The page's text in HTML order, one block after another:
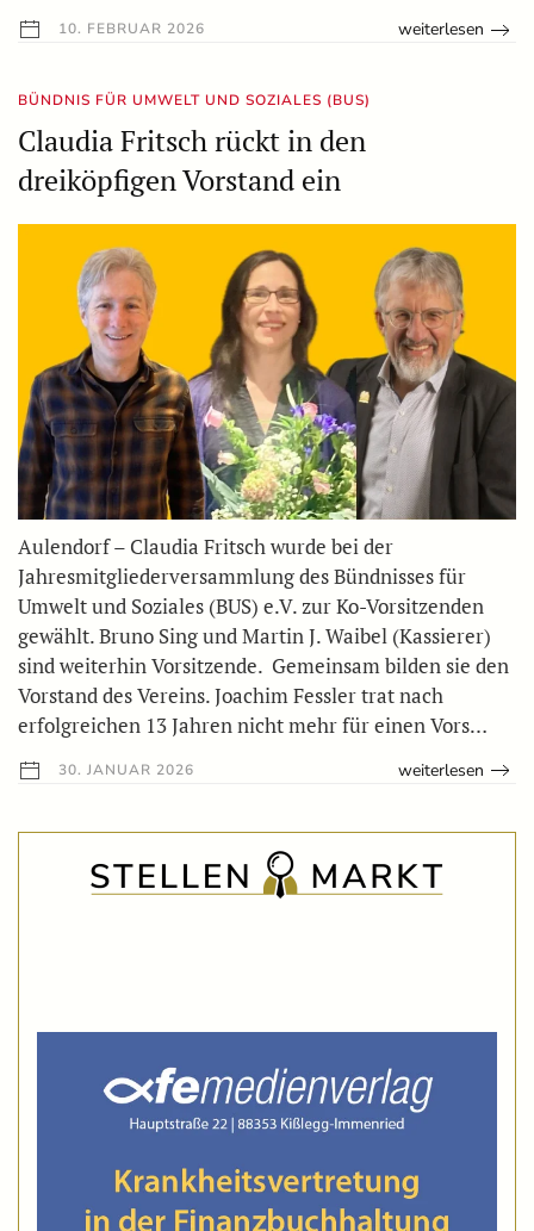
10. FEBRUAR 2026 weiterlesen
BÜNDNIS FÜR UMWELT UND SOZIALES (BUS)
Claudia Fritsch rückt in den
dreiköpfigen Vorstand ein
Aulendorf – Claudia Fritsch wurde bei der
Jahresmitgliederversammlung des Bündnisses für
Umwelt und Soziales (BUS) e.V. zur Ko-Vorsitzenden
gewählt. Bruno Sing und Martin J. Waibel (Kassierer)
sind weiterhin Vorsitzende. Gemeinsam bilden sie den
Vorstand des Vereins. Joachim Fessler trat nach
erfolgreichen 13 Jahren nicht mehr für einen Vors…
30. JANUAR 2026 weiterlesen